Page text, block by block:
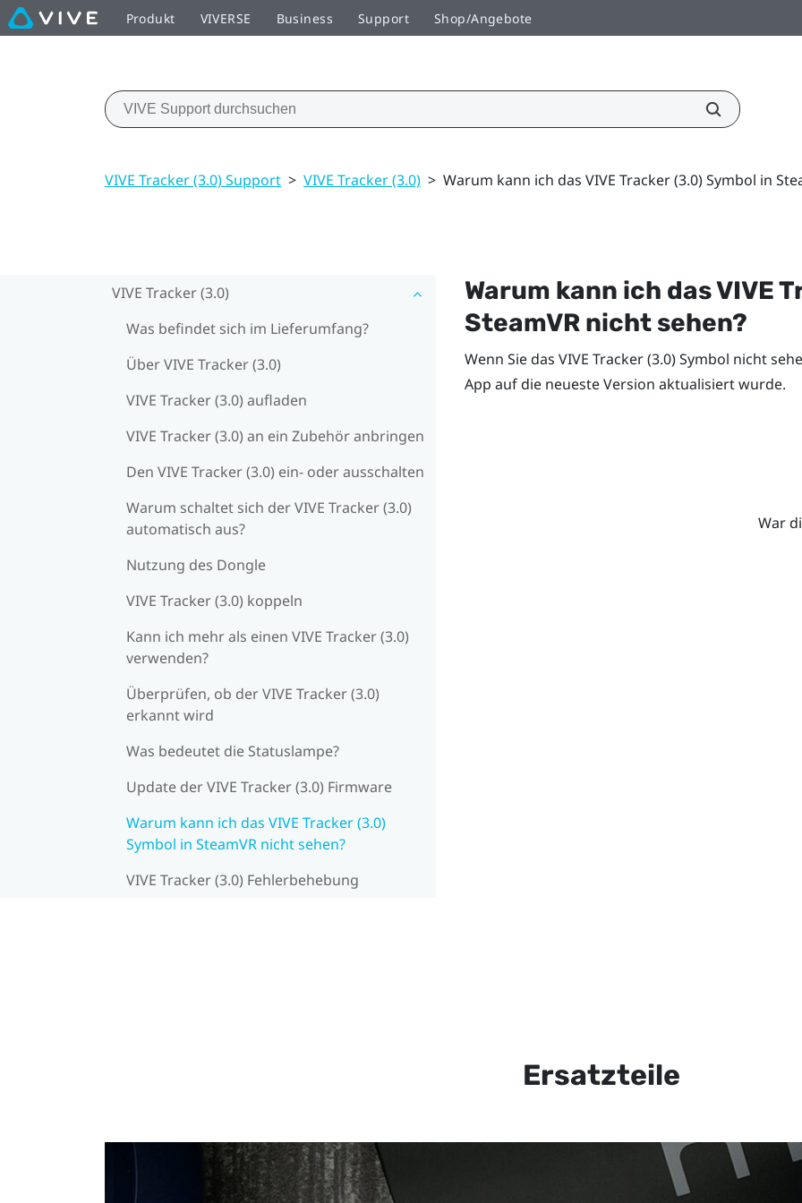
Produkt VIVERSE Business Support Shop/Angebote
VIVE Tracker (3.0) Support > VIVE Tracker (3.0) > Warum kann ich das VIVE Tracker (3.0) Symbol in
VIVE Tracker (3.0)
Was befindet sich im Lieferumfang?
Über VIVE Tracker (3.0)
VIVE Tracker (3.0) aufladen
VIVE Tracker (3.0) an ein Zubehör anbringen
Den VIVE Tracker (3.0) ein- oder ausschalten
Warum schaltet sich der VIVE Tracker (3.0)
automatisch aus?
Nutzung des Dongle
VIVE Tracker (3.0) koppeln
Kann ich mehr als einen VIVE Tracker (3.0)
verwenden?
Überprüfen, ob der VIVE Tracker (3.0)
erkannt wird
Was bedeutet die Statuslampe?
Update der VIVE Tracker (3.0) Firmware
Warum kann ich das VIVE Tracker (3.0)
Symbol in SteamVR nicht sehen?
VIVE Tracker (3.0) Fehlerbehebung
Warum kann ich dasVIVE
SteamVRnicht sehen?
Wenn Sie das VIVE Tracker (3.0)Symbol nicht
App auf die neueste Version aktualisiert wurde.
War
Ersatzteile